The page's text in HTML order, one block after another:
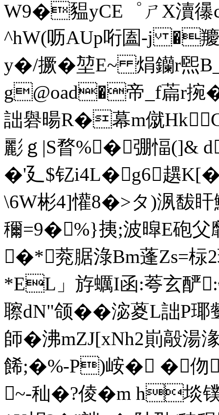
W9�豱yCE゜ㄕX瀆
^hW(呖AUp哘圔-j �羻峒
y�/撅�堃E~ 焆钄r煕
g@oad�帝_f萹r捥
詘礜暘R�幕m僦
彲ｇ|S瞀%�弸愊(]&
�'廴$钇i4L�g6趩
\6W彬4]懽8�>タ)洬馛盰
穪 =9�%}挗;波暭E砲
�*萒 腒淥Bm蓬Zs=
*EL」斿蠣I函:荂玄酽:
聺dN"颌��淧葼L詘
師�沸mZJ[xNh2崱毃湯
餙;�%-P)峖� �伆
~-秈�?倰�m h埮